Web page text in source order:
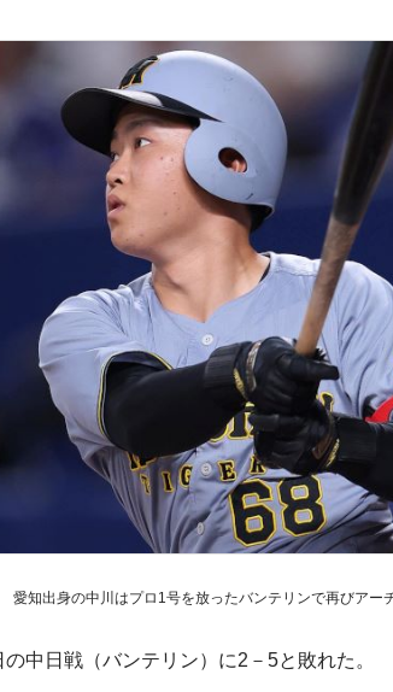
愛知出身の中川はプロ1号を放ったバンテリンで再びアー
中日戦（バンテリン）に2－5と敗れた。